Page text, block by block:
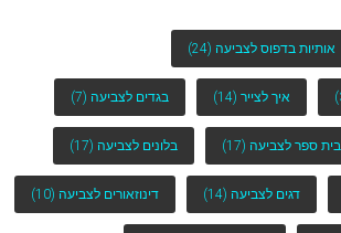
אותיות בדפוס לצביעה (24)
איך לצייר (14) בגדים לצביעה (7)
בית ספר לצביעה (17) בלונים לצביעה (17)
דגים לצביעה (14) דינוזאורים לצביעה (10)